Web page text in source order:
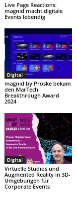
Live Page Reactions:
magnid macht digitale
Events lebendig
Digital
magnid by Proske bekam
den MarTech
Breakthrough Award
2024
Digital
Virtuelle Studios und
Augmented Reality in 3D-
Umgebungen für
Corporate Events